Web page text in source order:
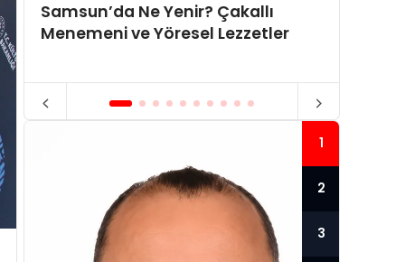
Samsun’da Ne Yenir? Çakallı
Menemeni ve Yöresel Lezzetler
1
2
3